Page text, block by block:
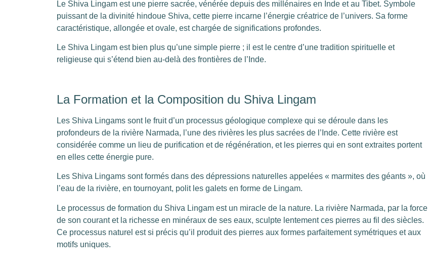
Le Shiva Lingam est une pierre sacrée, vénérée depuis des millénaires en Inde et au Tibet. Symbole
puissant de la divinité hindoue Shiva, cette pierre incarne l’énergie créatrice de l’univers. Sa forme
caractéristique, allongée et ovale, est chargée de significations profondes.
Le Shiva Lingam est bien plus qu’une simple pierre ; il est le centre d’une tradition spirituelle et
religieuse qui s’étend bien au-delà des frontières de l’Inde.
La Formation et la Composition du Shiva Lingam
Les Shiva Lingams sont le fruit d’un processus géologique complexe qui se déroule dans les
profondeurs de la rivière Narmada, l’une des rivières les plus sacrées de l’Inde. Cette rivière est
considérée comme un lieu de purification et de régénération, et les pierres qui en sont extraites portent
en elles cette énergie pure.
Les Shiva Lingams sont formés dans des dépressions naturelles appelées « marmites des géants », où
l’eau de la rivière, en tournoyant, polit les galets en forme de Lingam.
Le processus de formation du Shiva Lingam est un miracle de la nature. La rivière Narmada, par la force
de son courant et la richesse en minéraux de ses eaux, sculpte lentement ces pierres au fil des siècles.
Ce processus naturel est si précis qu’il produit des pierres aux formes parfaitement symétriques et aux
motifs uniques.